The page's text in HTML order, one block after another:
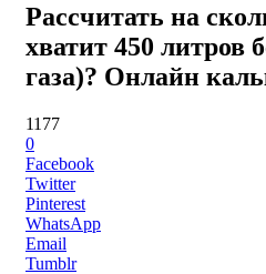
Рассчитать на
хватит 450 литров
газа)? Онлайн
1177
0
Facebook
Twitter
Pinterest
WhatsApp
Email
Tumblr